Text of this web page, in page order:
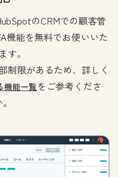
のCRMでの顧客管
機能を無料でお使いいた
す。
制限があるため、詳しく
機能一覧をご参考くださ